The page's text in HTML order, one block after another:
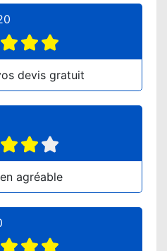
devis gratuit
agréable